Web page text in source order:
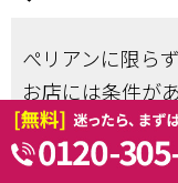
ぺリアンに限ら
お店には条件が
まず「ぺリアン
お客様目線での